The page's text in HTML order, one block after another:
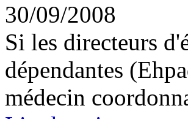
30/09/2008
Si les directeurs
dépendantes
médecin